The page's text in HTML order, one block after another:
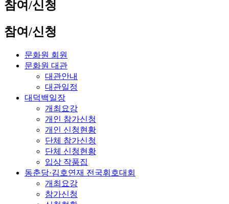
참여/신청
참여/신청
문화원 회원
문화원 대관
대관안내
대관일정
대덕백일장
개최요강
개인 참가신청
개인 신청현황
단체 참가신청
단체 신청현황
입상 작품집
동춘당·김호연재 전국휘호대회
개최요강
참가신청